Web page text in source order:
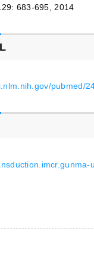
683-695, 2014
pubmed/